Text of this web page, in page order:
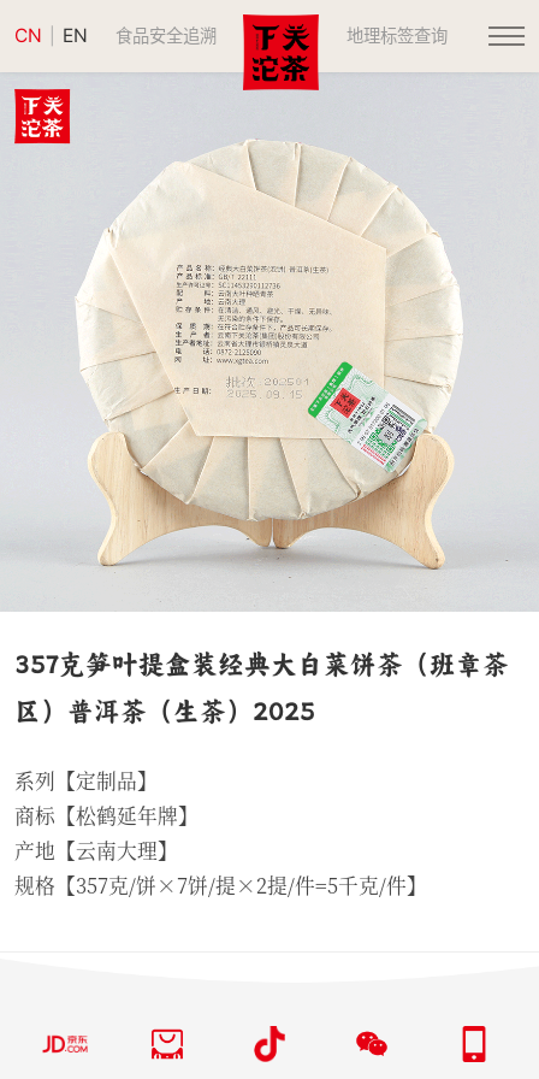
CN EN 食品安全追溯 地理标签查询
357克笋叶提盒装经典大白菜饼茶（班章茶
区）普洱茶（生茶）2025
系列【定制品】
商标【松鹤延年牌】
产地【云南大理】
规格【357克/饼×7饼/提×2提/件=5千克/件】